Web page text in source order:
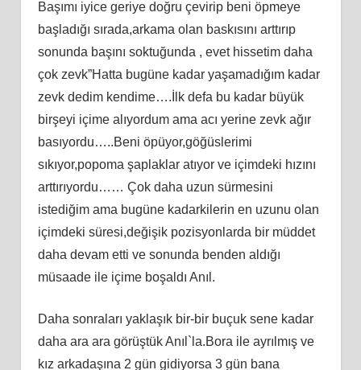
Başımı iyice geriye doğru çevirip beni öpmeye
başladığı sırada,arkama olan baskısını arttırıp
sonunda başını soktuğunda , evet hissetim daha
çok zevk”Hatta bugüne kadar yaşamadığım kadar
zevk dedim kendime….İlk defa bu kadar büyük
birşeyi içime alıyordum ama acı yerine zevk ağır
basıyordu…..Beni öpüyor,göğüslerimi
sıkıyor,popoma şaplaklar atıyor ve içimdeki hızını
arttırıyordu…… Çok daha uzun sürmesini
istediğim ama bugüne kadarkilerin en uzunu olan
içimdeki süresi,değişik pozisyonlarda bir müddet
daha devam etti ve sonunda benden aldığı
müsaade ile içime boşaldı Anıl.
Daha sonraları yaklaşık bir-bir buçuk sene kadar
daha ara ara görüştük Anıl`la.Bora ile ayrılmış ve
kız arkadaşına 2 gün gidiyorsa 3 gün bana